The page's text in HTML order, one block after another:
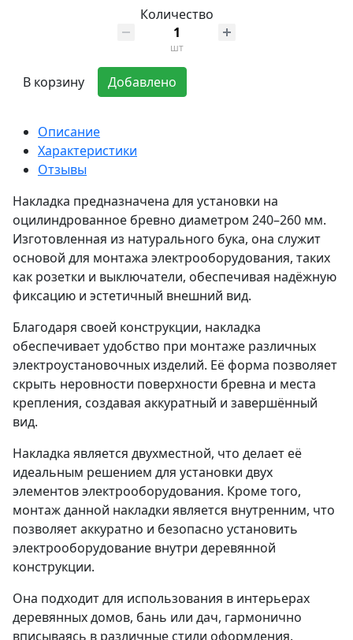
Количество
шт
В корзину Добавлено
Описание
Характеристики
Отзывы
Накладка предназначена для установки на
оцилиндрованное бревно диаметром 240–260 мм.
Изготовленная из натурального бука, она служит
основой для монтажа электрооборудования, таких
как розетки и выключатели, обеспечивая надёжную
фиксацию и эстетичный внешний вид.​
Благодаря своей конструкции, накладка
обеспечивает удобство при монтаже различных
электроустановочных изделий. Её форма позволяет
скрыть неровности поверхности бревна и места
крепления, создавая аккуратный и завершённый
вид.​
Накладка является двухместной, что делает её
идеальным решением для установки двух
элементов электрооборудования. Кроме того,
монтаж данной накладки является внутренним, что
позволяет аккуратно и безопасно установить
электрооборудование внутри деревянной
конструкции.​
Она подходит для использования в интерьерах
деревянных домов, бань или дач, гармонично
вписываясь в различные стили оформления.